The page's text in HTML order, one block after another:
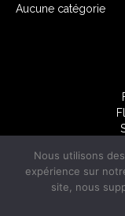
Aucune catégorie
Facebook Mentions
Nous utilisons
expérience sur
site, nous